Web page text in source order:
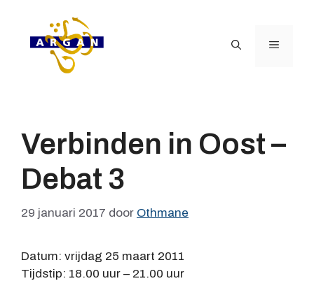
Menu
Verbinden in Oost –
Debat 3
29 januari 2017 door Othmane
Datum: vrijdag 25 maart 2011
Tijdstip: 18.00 uur – 21.00 uur